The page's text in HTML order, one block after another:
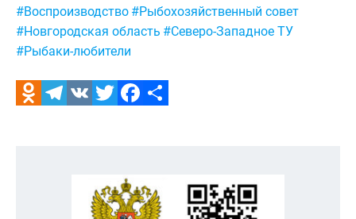
#Воспроизводство #Рыбохозяйственный совет
#Новгородская область #Северо-Западное ТУ
#Рыбаки-любители